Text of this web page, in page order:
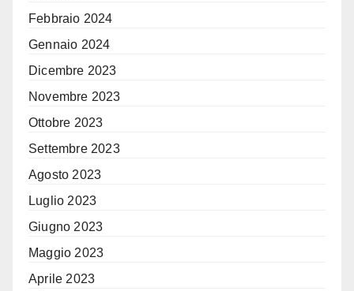
Febbraio 2024
Gennaio 2024
Dicembre 2023
Novembre 2023
Ottobre 2023
Settembre 2023
Agosto 2023
Luglio 2023
Giugno 2023
Maggio 2023
Aprile 2023